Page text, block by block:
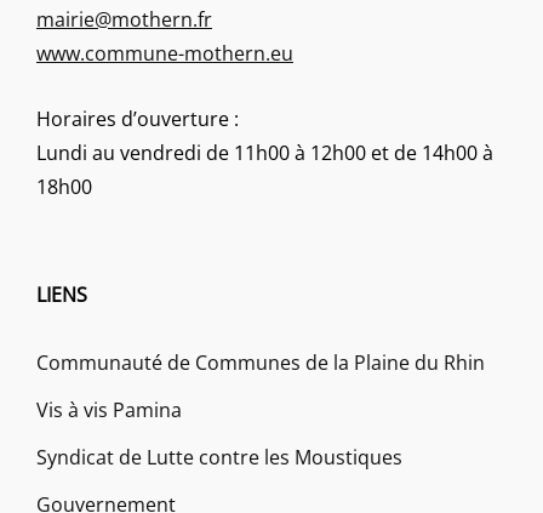
mairie@mothern.fr
www.commune-mothern.eu
Horaires d’ouverture :
Lundi au vendredi de 11h00 à 12h00 et de 14h00 à
18h00
LIENS
Communauté de Communes de la Plaine du Rhin
Vis à vis Pamina
Syndicat de Lutte contre les Moustiques
Gouvernement